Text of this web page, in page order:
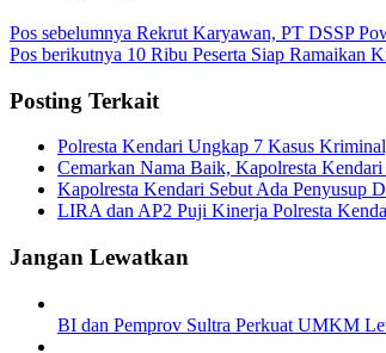
Pos sebelumnya Rekrut Karyawan, PT DSSP
Pos berikutnya 10 Ribu Peserta Siap Ramaikan
Posting Terkait
Polresta Kendari Ungkap 7 Kasus
Cemarkan Nama Baik, Kapolresta
Kapolresta Kendari Sebut Ada Penyusup
LIRA dan AP2 Puji Kinerja Polresta
Jangan Lewatkan
BI dan Pemprov Sultra Perkuat UMKM